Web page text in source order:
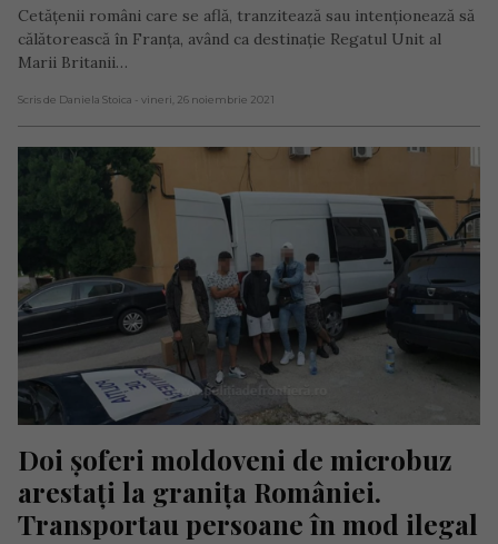
Cetățenii români care se află, tranzitează sau intenționează să
călătorească în Franța, având ca destinație Regatul Unit al
Marii Britanii…
Scris de Daniela Stoica - vineri, 26 noiembrie 2021
Doi șoferi moldoveni de microbuz
arestați la granița României.
Transportau persoane în mod ilegal